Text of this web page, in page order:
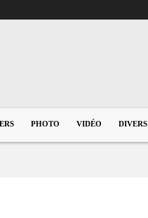
PHOTO VIDÉO DIVERS